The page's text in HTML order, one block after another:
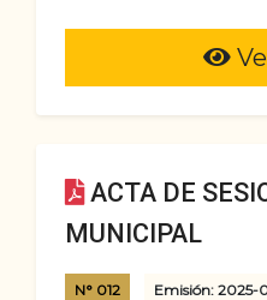
ACTA DE
MUNICIPAL
N° 012
Emisión: 2025-